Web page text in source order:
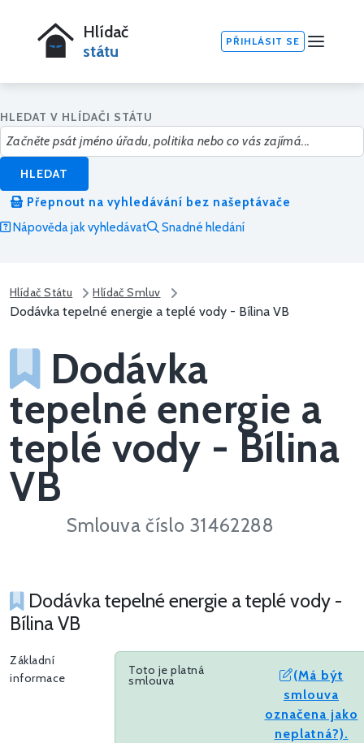
Hlídač
státu
PŘIHLÁSIT SE
HLEDAT V HLÍDAČI STÁTU
HLEDAT
Přepnout na vyhledávání bez našeptávače
Nápověda jak vyhledávat
Snadné hledání
Hlídač Státu Hlídač Smluv
Dodávka tepelné energie a teplé vody - Bílina VB
Dodávka
tepelné energie a
teplé vody - Bílina
VB
Smlouva číslo 31462288
Dodávka tepelné energie a teplé vody -
Bílina VB
Základní
informace
Toto je platná
smlouva
(Má být
smlouva
označena jako
neplatná?).